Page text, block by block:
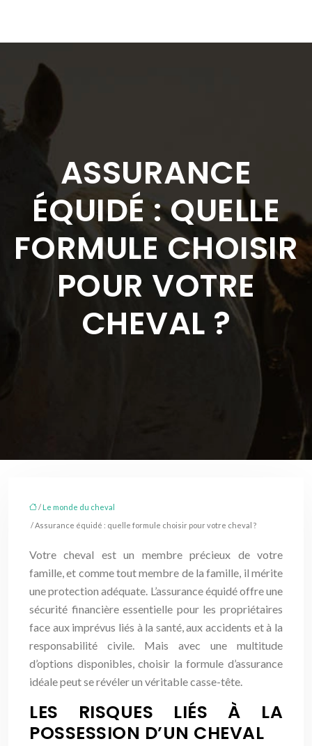
ASSURANCE
ÉQUIDÉ : QUELLE
FORMULE CHOISIR
POUR VOTRE
CHEVAL ?
/ Le monde du cheval
/ Assurance équidé : quelle formule choisir pour votre cheval ?
Votre cheval est un membre précieux de votre
famille, et comme tout membre de la famille, il mérite
une protection adéquate. L’assurance équidé offre une
sécurité financière essentielle pour les propriétaires
face aux imprévus liés à la santé, aux accidents et à la
responsabilité civile. Mais avec une multitude
d’options disponibles, choisir la formule d’assurance
idéale peut se révéler un véritable casse-tête.
LES RISQUES LIÉS À LA
POSSESSION D’UN CHEVAL